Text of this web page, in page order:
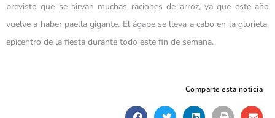
previsto que se sirvan muchas raciones de arroz, ya que este año
vuelve a haber paella gigante. El ágape se lleva a cabo en la glorieta,
epicentro de la fiesta durante todo este fin de semana.
Comparte esta noticia